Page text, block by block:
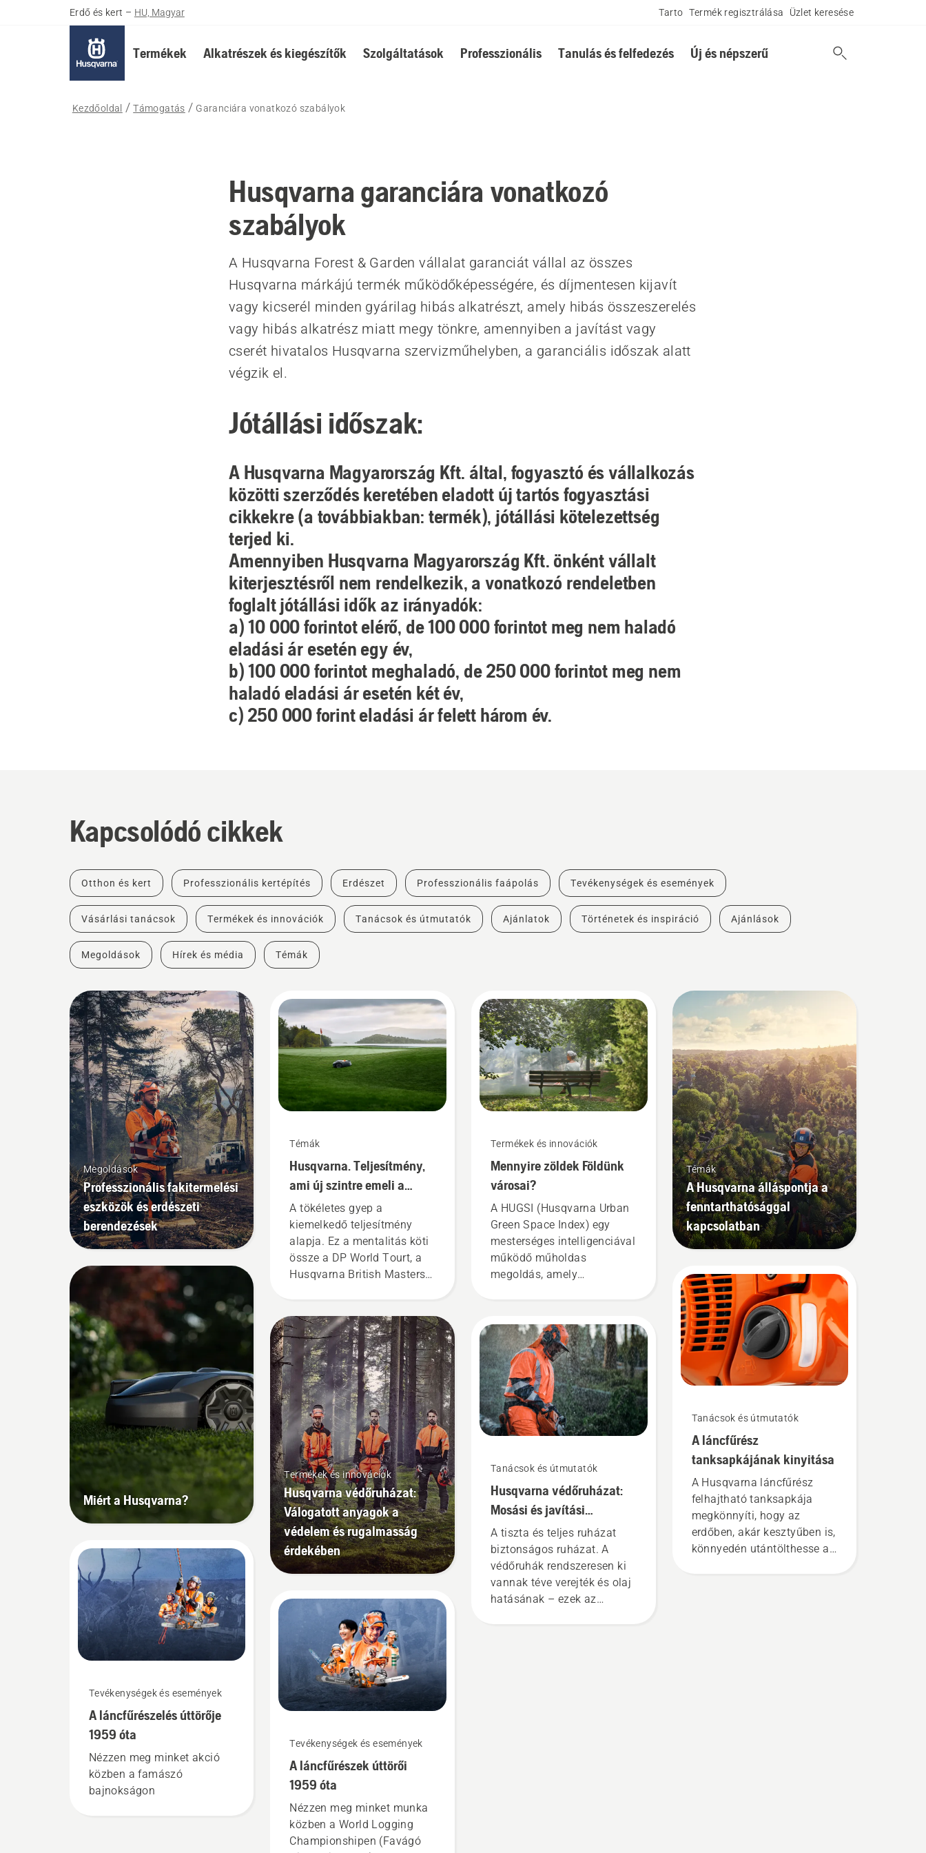
Erdő és kert – HU, Magyar Tarto Termék regisztrálása Üzlet keresése
Termékek Alkatrészek és kiegészítők Szolgáltatások Professzionális Tanulás és felfedezés Új és népszerű
Kezdőoldal Támogatás Garanciára vonatkozó szabályok
Husqvarna garanciára vonatkozó
szabályok
A Husqvarna Forest & Garden vállalat garanciát vállal az összes
Husqvarna márkájú termék működőképességére, és díjmentesen kijavít
vagy kicserél minden gyárilag hibás alkatrészt, amely hibás összeszerelés
vagy hibás alkatrész miatt megy tönkre, amennyiben a javítást vagy
cserét hivatalos Husqvarna szervizműhelyben, a garanciális időszak alatt
végzik el.
Jótállási időszak:
A Husqvarna Magyarország Kft. által, fogyasztó és vállalkozás
közötti szerződés keretében eladott új tartós fogyasztási
cikkekre (a továbbiakban: termék), jótállási kötelezettség
terjed ki.
Amennyiben Husqvarna Magyarország Kft. önként vállalt
kiterjesztésről nem rendelkezik, a vonatkozó rendeletben
foglalt jótállási idők az irányadók:
a) 10 000 forintot elérő, de 100 000 forintot meg nem haladó
eladási ár esetén egy év,
b) 100 000 forintot meghaladó, de 250 000 forintot meg nem
haladó eladási ár esetén két év,
c) 250 000 forint eladási ár felett három év.
Kapcsolódó cikkek
Otthon és kert Professzionális kertépítés Erdészet Professzionális faápolás Tevékenységek és események
Vásárlási tanácsok Termékek és innovációk Tanácsok és útmutatók Ajánlatok Történetek és inspiráció Ajánlások
Megoldások Hírek és média Témák
Megoldások
Professzionális fakitermelési
eszközök és erdészeti
berendezések
Miért a Husqvarna?
Tevékenységek és események
A láncfűrészelés úttörője
1959 óta
Nézzen meg minket akció
közben a famászó
bajnokságon
Témák
Husqvarna. Teljesítmény,
ami új szintre emeli a
játékot.
A tökéletes gyep a
kiemelkedő teljesítmény
alapja. Ez a mentalitás köti
össze a DP World Tourt, a
Husqvarna British Masterst
Automower®
robotfűnyírókra.
Termékek és innovációk
Husqvarna védőruházat:
Válogatott anyagok a
védelem és rugalmasság
érdekében
Tevékenységek és események
A láncfűrészek úttörői
1959 óta
Nézzen meg minket munka
közben a World Logging
Championshipen (Favágó
Termékek és innovációk
Mennyire zöldek Földünk
városai?
A HUGSI (Husqvarna Urban
Green Space Index) egy
mesterséges intelligenciával
működő műholdas
megoldás, amely
a világ minden táján, a zöld
terek felülről történő
megtekintésével. A cél a
növekedés megőrzése és
javítása, valamint a
környezetbarát területek
fenntartása a városi
területeken.
Tanácsok és útmutatók
Husqvarna védőruházat:
Mosási és javítási
útmutatások
A tiszta és teljes ruházat
biztonságos ruházat. A
védőruhák rendszeresen ki
vannak téve verejték és olaj
hatásának – ezek az
Témák
A Husqvarna álláspontja a
fenntarthatósággal
kapcsolatban
Tanácsok és útmutatók
A láncfűrész
tanksapkájának kinyitása
A Husqvarna láncfűrész
felhajtható tanksapkája
megkönnyíti, hogy az
erdőben, akár kesztyűben is,
könnyedén utántölthesse az